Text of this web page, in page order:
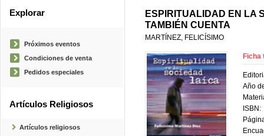
Explorar
Próximos eventos
Condiciones de venta
Pedidos especiales
Artículos Religiosos
Artículos religiosos
ESPIRITUALIDAD EN LA
TAMBIÉN CUENTA
MARTÍNEZ, FELICÍSIMO
Ficha
Año
ISBN: